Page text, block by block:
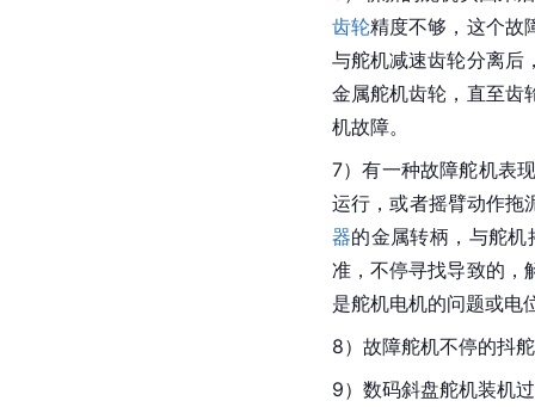
齿轮精度不够，这个故
与舵机减速齿轮分离后
金属舵机齿轮，直至齿
机故障。
7）有一种故障舵机表
运行，或者摇臂动作
器的金属转柄，与舵机
准，不停寻找导致的，
是舵机电机的问题或电
8）故障舵机不停的抖
9）数码斜盘舵机装机